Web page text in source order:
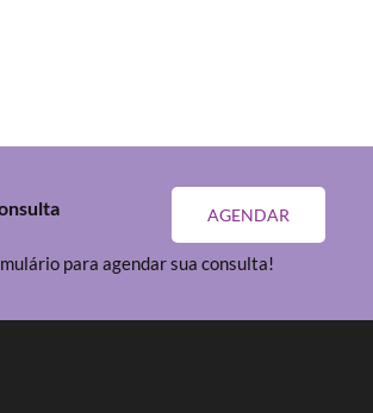
AGENDAR
para agendar sua consulta!